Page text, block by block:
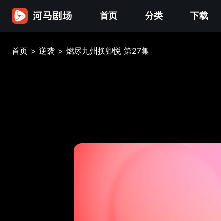
首页 分类 下载
首页 > 逆袭 > 燃尽九州换卿悦 第27集